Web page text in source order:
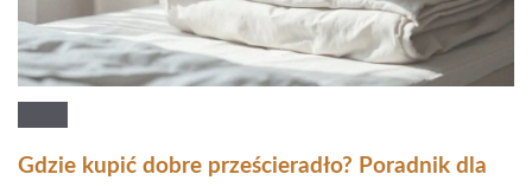
Gdzie kupić dobre prześcieradło? Poradnik dla